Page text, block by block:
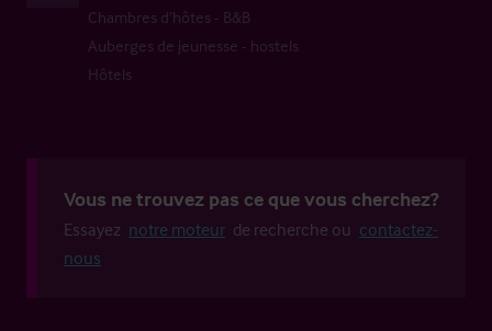
Chambres d’hôtes - B&B
Auberges de jeunesse - hostels
Hôtels
Vous ne trouvez pas ce que vous cherchez?
Essayez notre moteur de recherche ou contactez-
nous